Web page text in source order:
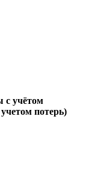
с учётом
потерь)